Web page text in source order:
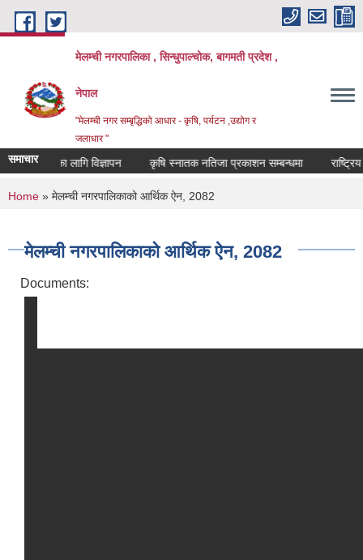
Skip to main content
मेलम्ची नगरपालिका , सिन्धुपाल्चोक, बागमती प्रदेश ,
नेपाल
"मेलम्ची नगर सम्बृद्धिको आधार - कृषि, पर्यटन ,उद्योग र
जलाधार "
समाचार
पदपूर्तिका लागि विज्ञापन कृषि स्नातक नतिजा प्रकाशन सम्बन्धमा राष्ट्रिय
You are here
Home » मेलम्ची नगरपालिकाको आर्थिक ऐन, 2082
मेलम्ची नगरपालिकाको आर्थिक ऐन, 2082
Documents: